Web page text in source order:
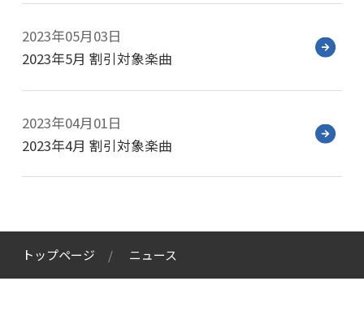
2023年05月03日
2023年5月 割引対象楽曲
2023年04月01日
2023年4月 割引対象楽曲
トップページ ニュース